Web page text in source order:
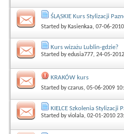
ŚLĄSKIE Kurs Stylizacji
Started by Kasienkaa, 07-06-
Kurs wizażu Lublin-gdzie?
Started byedusia777, 24-05-
KRAKÓW kurs
Started byczarus, 05-06-2009
KIELCE Szkolenia Stylizacji
Started byviolala, 02-01-2010